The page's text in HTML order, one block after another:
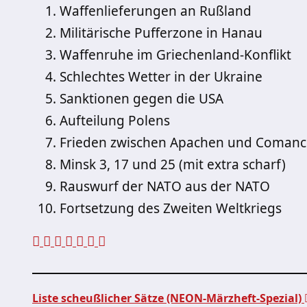
Waffenlieferungen an Rußland
Militärische Pufferzone in Hanau
Waffenruhe im Griechenland-Konflikt
Schlechtes Wetter in der Ukraine
Sanktionen gegen die USA
Aufteilung Polens
Frieden zwischen Apachen und
Minsk 3, 17 und 25 (mit extra scharf)
Rauswurf der NATO aus der NATO
Fortsetzung des Zweiten Weltkriegs
Liste scheußlicher Sätze (NEON-Märzheft-Spezial)